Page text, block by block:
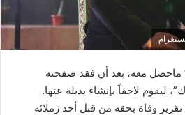
معه، بعد أن فقد صفحته
ليقوم لاحقاً بإنشاء بديلة عنها.
وفاة بحقه من قبل أحد زملائه